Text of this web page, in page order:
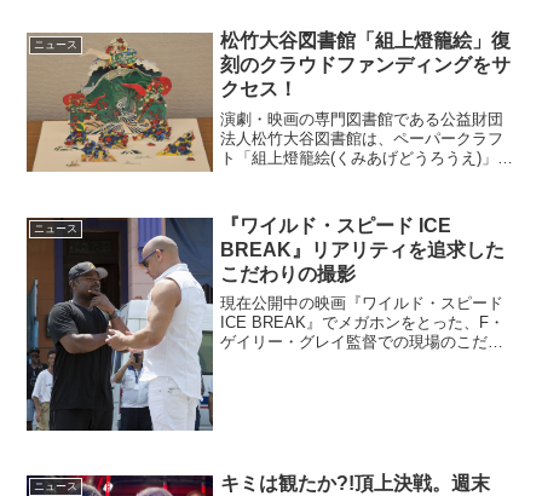
剛のキス寸前"胸キュン"写真も。原作は
『FEE...
ニュース
松竹大谷図書館「組上燈籠絵」復
刻のクラウドファンディングをサ
クセス！
演劇・映画の専門図書館である公益財団
法人松竹大谷図書館は、ペーパークラフ
ト「組上燈籠絵(くみあげどうろうえ)」を
せた。同クラウドファンディングは、10
月26日まで引き続...
ニュース
『ワイルド・スピード ICE
BREAK』リアリティを追求した
こだわりの撮影
現在公開中の映画『ワイルド・スピード
ICE BREAK』でメガホンをとった、F・
ゲイリー・グレイ監督での現場のこだわ
ニュース
キミは観たか?!頂上決戦。週末